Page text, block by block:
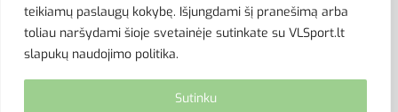
teikiamų paslaugų kokybę. Išjungdami šį pranešimą arba
toliau naršydami šioje svetainėje sutinkate su VLSport.lt
slapukų naudojimo politika.
Sutinku